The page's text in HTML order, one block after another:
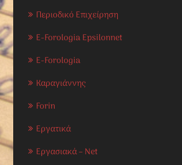
Περιοδικό Επιχείρηση
E-Forologia Epsilonnet
E-Forologia
Καραγιάννης
Forin
Εργατικά
Εργασιακά – Net